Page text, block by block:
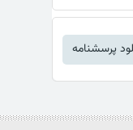
پرسشنامه